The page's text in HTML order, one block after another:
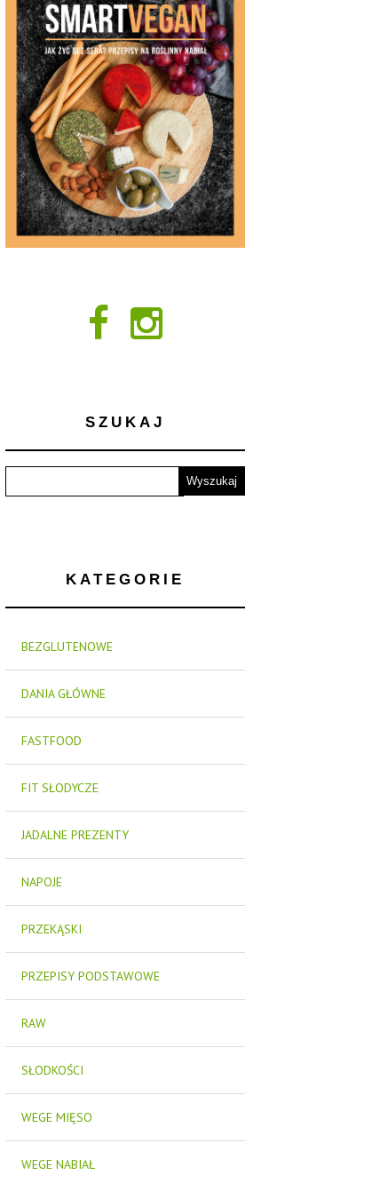
SZUKAJ
KATEGORIE
BEZGLUTENOWE
DANIA GŁÓWNE
FASTFOOD
FIT SŁODYCZE
JADALNE PREZENTY
NAPOJE
PRZEKĄSKI
PRZEPISY PODSTAWOWE
RAW
SŁODKOŚCI
WEGE MIĘSO
WEGE NABIAŁ